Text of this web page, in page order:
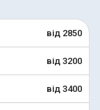
від 2850
від 3200
від 3400